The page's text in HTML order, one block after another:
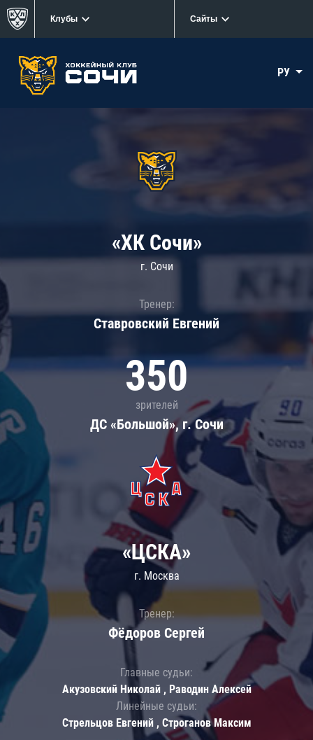
Клубы Сайты
РУ
«ХК Сочи»
г. Сочи
Тренер:
Ставровский Евгений
350
зрителей
ДС «Большой», г. Сочи
«ЦСКА»
г. Москва
Тренер:
Фёдоров Сергей
Главные судьи:
Акузовский Николай , Раводин Алексей
Линейные судьи:
Стрельцов Евгений , Строганов Максим